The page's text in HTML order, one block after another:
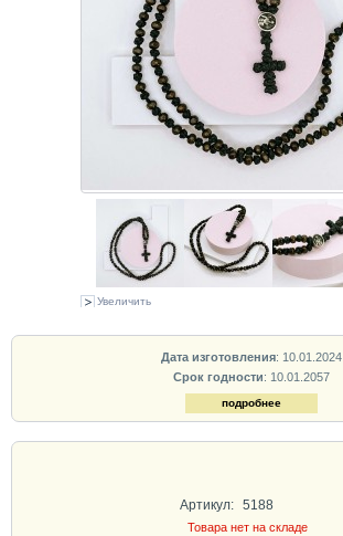
Увеличить
Дата изготовления: 10.01.2024
Срок годности: 10.01.2057
подробнее
Артикул: 5188
Товара нет на складе